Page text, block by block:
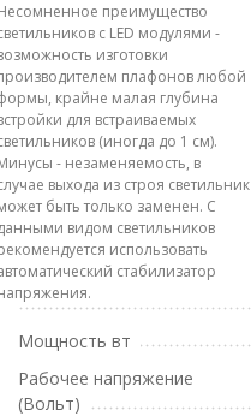
преимущество
с LED модулями -
изготовки
плафонов любой
крайне малая глубина
для встраиваемых
(иногда до 1 см).
- незаменяемость, в
выхода из строя светильник
быть только заменен. С
видом светильников
использовать
стабилизатор
Мощность вт
Рабочее напряжение
(Вольт)